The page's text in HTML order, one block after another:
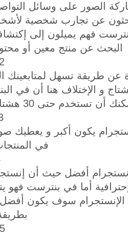
الصور على وسائل التواصل
عن تجارب شخصية
فهم يميلون إلى
البحث عن منتج معين أو
2- الهشتاج
عن طريقة تسهل
و الإختلاف هنا أن في
هشتاج، و لكن عموما يفضل أن تكتفي ب 8 إلى 10 هشتاج.
3-
يكون أكبر و يعطيك
في
أفضل حيث أن
أما في بنترست فهو
الإنستجرام سوف يكون
5- الجمهور